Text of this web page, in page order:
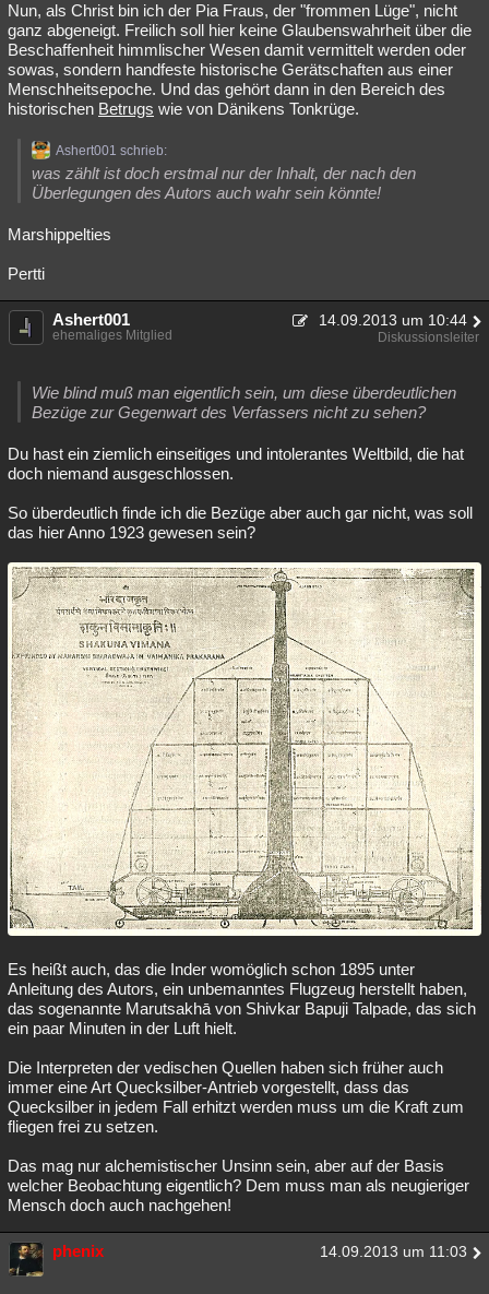
Nun, als Christ bin ich der Pia Fraus, der "frommen Lüge", nicht
ganz abgeneigt. Freilich soll hier keine Glaubenswahrheit über die
Beschaffenheit himmlischer Wesen damit vermittelt werden oder
sowas, sondern handfeste historische Gerätschaften aus einer
Menschheitsepoche. Und das gehört dann in den Bereich des
historischen Betrugs wie von Dänikens Tonkrüge.
Ashert001 schrieb:
was zählt ist doch erstmal nur der Inhalt, der nach den
Überlegungen des Autors auch wahr sein könnte!
Marshippelties
Pertti
Ashert001 14.09.2013 um 10:44
ehemaliges Mitglied Diskussionsleiter
Wie blind muß man eigentlich sein, um diese überdeutlichen
Bezüge zur Gegenwart des Verfassers nicht zu sehen?
Du hast ein ziemlich einseitiges und intolerantes Weltbild, die hat
doch niemand ausgeschlossen.
So überdeutlich finde ich die Bezüge aber auch gar nicht, was soll
das hier Anno 1923 gewesen sein?
Es heißt auch, das die Inder womöglich schon 1895 unter
Anleitung des Autors, ein unbemanntes Flugzeug herstellt haben,
das sogenannte Marutsakhā von Shivkar Bapuji Talpade, das sich
ein paar Minuten in der Luft hielt.
Die Interpreten der vedischen Quellen haben sich früher auch
immer eine Art Quecksilber-Antrieb vorgestellt, dass das
Quecksilber in jedem Fall erhitzt werden muss um die Kraft zum
fliegen frei zu setzen.
Das mag nur alchemistischer Unsinn sein, aber auf der Basis
welcher Beobachtung eigentlich? Dem muss man als neugieriger
Mensch doch auch nachgehen!
phenix 14.09.2013 um 11:03